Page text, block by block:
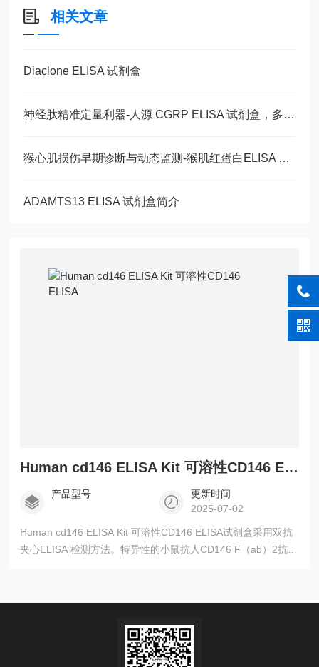
相关文章
Diaclone ELISA 试剂盒
神经肽精准定量利器-人源 CGRP ELISA 试剂盒，多类型样本直接检测
猴心肌损伤早期诊断与动态监测-猴肌红蛋白ELISA 试剂盒
ADAMTS13 ELISA 试剂盒简介
Human cd146 ELISA Kit 可溶性CD146 ELISA
产品型号
更新时间
2025-07-02
Human cd146 ELISA Kit 可溶性CD146 ELISA试剂盒采用双抗
夹心ELISA 检测方法。特异性的小鼠抗人CD146 F（ab）2抗体
后加入底物，产生颜色反应，颜色的深浅与样品中双链CD146